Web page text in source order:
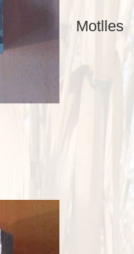
Motlles